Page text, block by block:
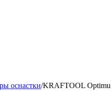
оснастки/KRAFTOOL